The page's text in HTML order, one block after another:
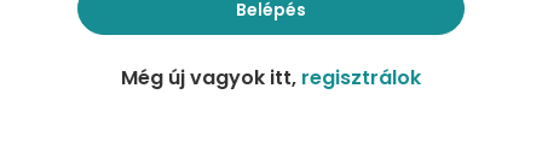
Belépés
Még új vagyok itt, regisztrálok